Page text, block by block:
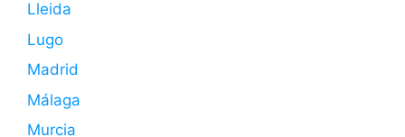
Lleida
Lugo
Madrid
Málaga
Murcia